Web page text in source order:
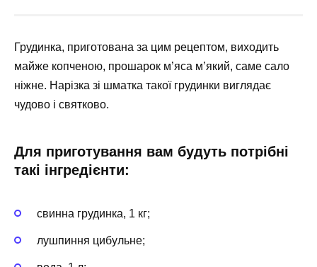
Грудинка, приготована за цим рецептом, виходить
майже копченою, прошарок м’яса м’який, саме сало
ніжне. Нарізка зі шматка такої грудинки виглядає
чудово і святково.
Для приготування вам будуть потрібні
такі інгредієнти:
свинна грудинка, 1 кг;
лушпиння цибульне;